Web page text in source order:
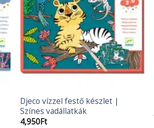
Djeco vízzel festő készlet |
Színes vadállatkák
4,950Ft